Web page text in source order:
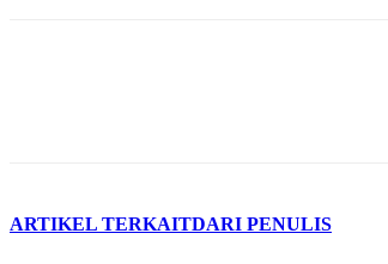
ARTIKEL TERKAITDARI PENULIS